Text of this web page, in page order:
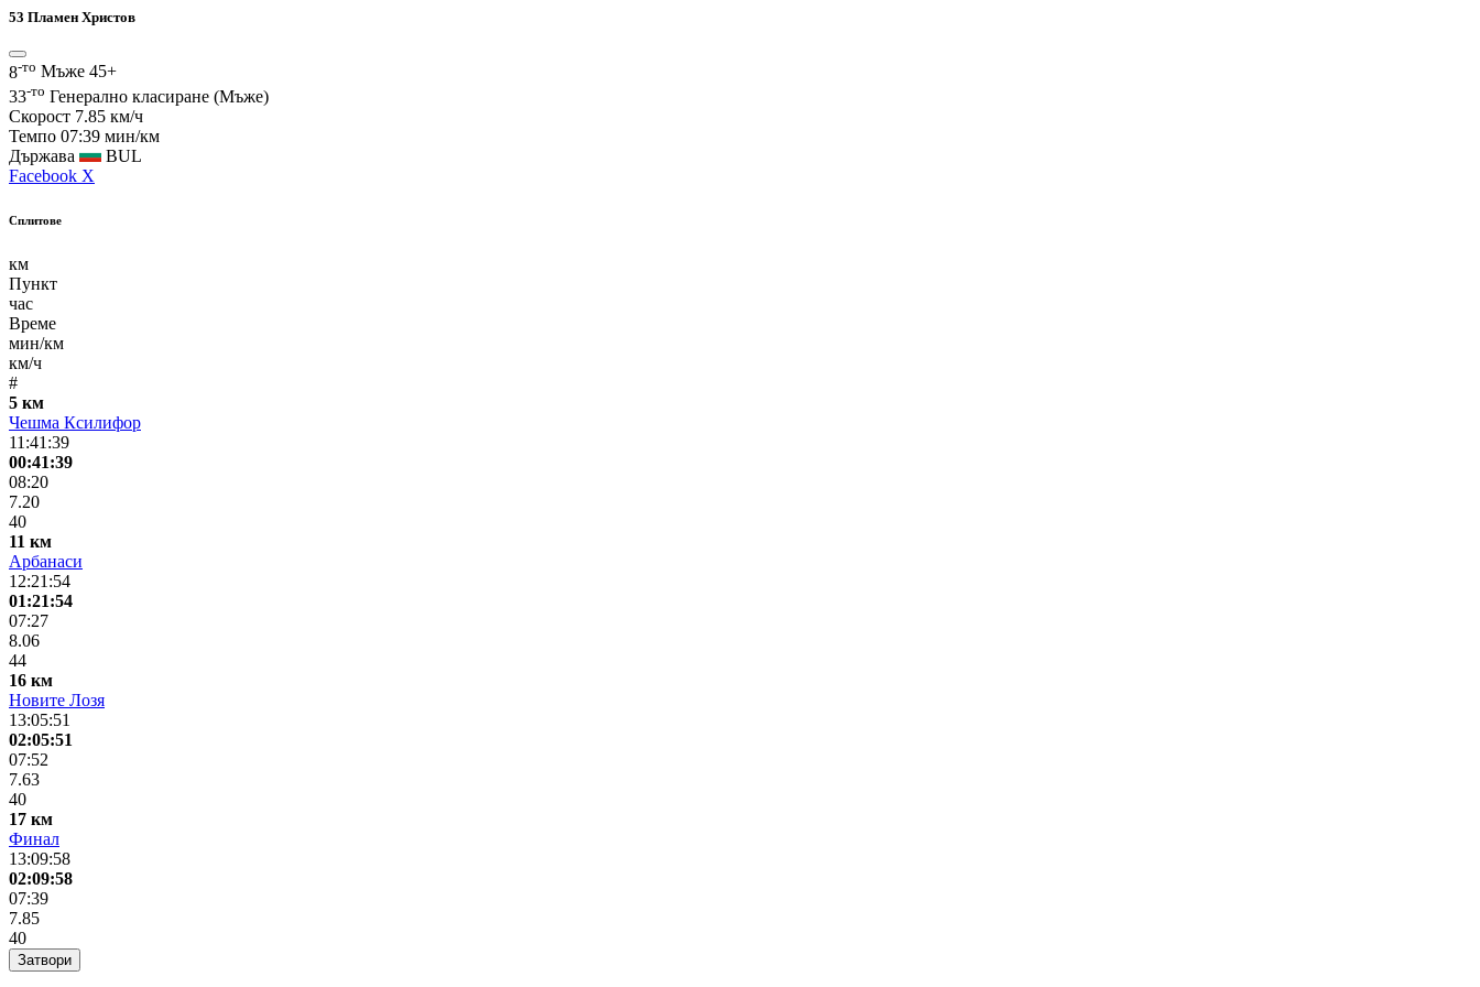
53 Пламен Христов
8-то Мъже 45+
33-то Генерално класиране (Мъже)
Скорост 7.85 км/ч
Темпо 07:39 мин/км
Държава
BUL
Facebook X
Сплитове
км
Пункт
час
Време
мин/км
км/ч
#
5 км
Чешма Ксилифор
11:41:39
00:41:39
08:20
7.20
40
11 км
Арбанаси
12:21:54
01:21:54
07:27
8.06
44
16 км
Новите Лозя
13:05:51
02:05:51
07:52
7.63
40
17 км
Финал
13:09:58
02:09:58
07:39
7.85
40
Затвори